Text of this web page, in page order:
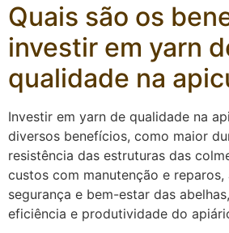
Quais são os
investir em yarn
qualidade na
Investir em yarn de qualidade na
diversos benefícios, como maior
resistência das estruturas das
custos com manutenção e reparos,
segurança e bem-estar das
eficiência e produtividade do